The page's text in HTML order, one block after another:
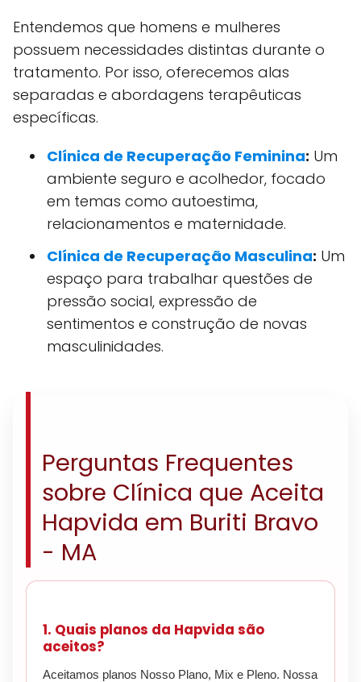
Entendemos que homens e mulheres
possuem necessidades distintas durante o
tratamento. Por isso, oferecemos alas
separadas e abordagens terapêuticas
específicas.
Clínica de Recuperação Feminina: Um
ambiente seguro e acolhedor, focado
em temas como autoestima,
relacionamentos e maternidade.
Clínica de Recuperação Masculina: Um
espaço para trabalhar questões de
pressão social, expressão de
sentimentos e construção de novas
masculinidades.
Perguntas Frequentes
sobre Clínica que Aceita
Hapvida em Buriti Bravo
- MA
1. Quais planos da Hapvida são
aceitos?
Aceitamos planos Nosso Plano, Mix e Pleno. Nossa